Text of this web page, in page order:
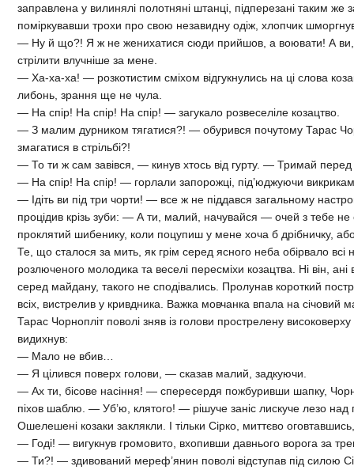
заправлена у вилинялі полотняні штанці, підперезані таким
поміркувавши трохи про свою незавидну одіж, хлопчик
— Ну й що?! Я ж не женихатися сюди прийшов, а воювати! А ви,
стрілити влучніше за мене.
— Ха-ха-ха! — розкотистим сміхом відгукнулись на ці слова
либонь, зрання ще не чула.
— На спір! На спір! На спір! — загукало розвеселіле козацтво.
— З малим дурником тягатися?! — обурився почутому Тарас
змагатися в стрільбі?!
— То ти ж сам завівся, — кинув хтось від гурту. — Тримай перед
— На спір! На спір! — горлали запорожці, під’юджуючи
— Ідіть ви під три чорти! — все ж не піддався загальному
процідив крізь зуби: — А ти, малий, начувайся — очей з тебе не
проклятий шибенику, коли поцупиш у мене хоча б дрібничку,
Те, що сталося за мить, як грім серед ясного неба обірвало всі
розлюченого молодика та веселі пересміхи козацтва. Ні він, ані
серед майдану, такого не сподівались. Пролунав короткий
всіх, вистрелив у кривдника. Важка мовчанка впала на січовий
Тарас Чорнопліт поволі зняв із голови прострелену
видихнув:
— Мало не вбив…
— Я цілився поверх голови, — сказав малий, задкуючи.
— Ах ти, бісове насіння! — спересердя пожбуривши шапку,
піхов шаблю. — Уб’ю, клятого! — рішуче заніс лискуче лезо
Ошелешені козаки заклякли. І тільки Сірко, миттєво оговтавшись,
— Годі! — вигукнув громовито, вхопивши давнього ворога за
— Ти?! — здивований мереф’янин поволі відступав під силою